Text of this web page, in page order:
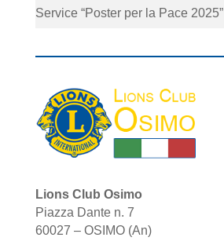
Service “Poster per la Pace 2025”
Lions Club Osimo
Piazza Dante n. 7
60027 – OSIMO (An)